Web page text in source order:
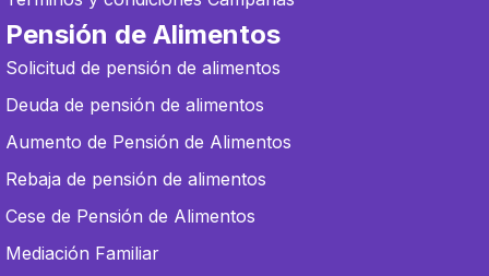
Pensión de Alimentos
Solicitud de pensión de alimentos
Deuda de pensión de alimentos
Aumento de Pensión de Alimentos
Rebaja de pensión de alimentos
Cese de Pensión de Alimentos
Mediación Familiar